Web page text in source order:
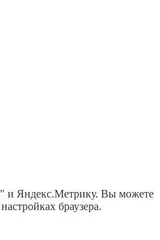
и Яндекс.Метрику. Вы можете
браузера.